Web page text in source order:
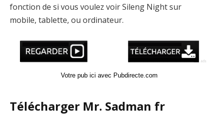
fonction de si vous voulez voir Sileng Night sur
mobile, tablette, ou ordinateur.
Votre pub ici avec Pubdirecte.com
Télécharger Mr. Sadman fr